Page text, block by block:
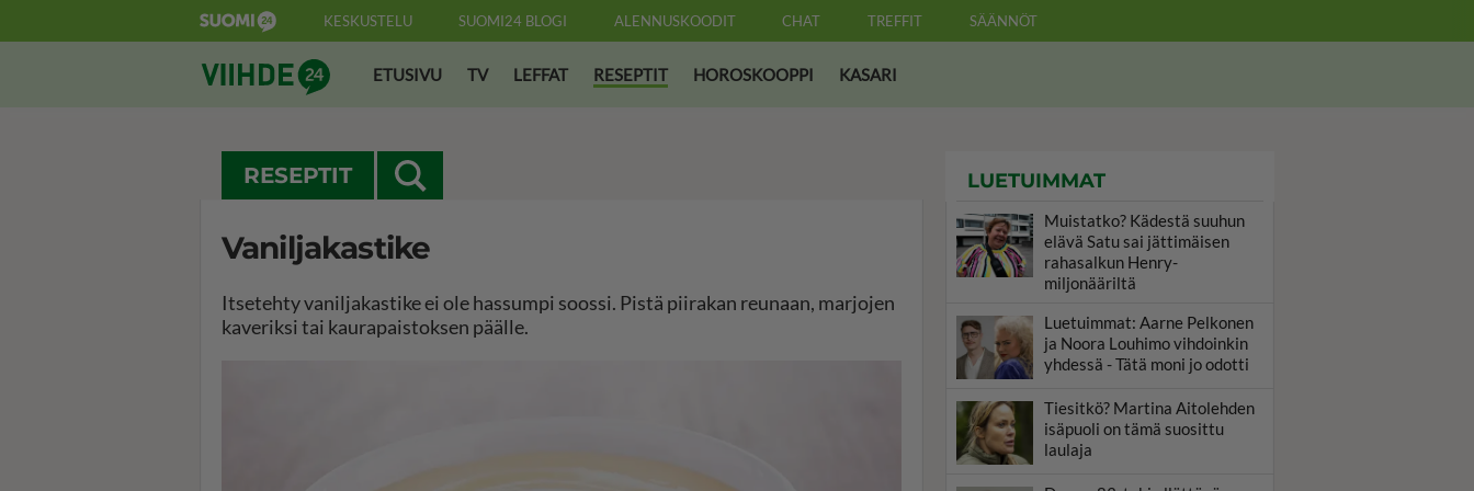
KESKUSTELU SUOMI24 BLOGI ALENNUSKOODIT CHAT TREFFIT SÄÄNNÖT
Suomi24 ViihdeETUSIVU TV LEFFAT RESEPTIT HOROSKOOPPI KASARI
RESEPTIT
Vaniljakastike
Itsetehty vaniljakastike ei ole hassumpi soossi. Pistä piirakan reunaan, marjojen
kaveriksi tai kaurapaistoksen päälle.
LUETUIMMAT
Muistatko? Kädestä suuhun
elävä Satu sai jättimäisen
rahasalkun Henry-
miljonääriltä
Luetuimmat: Aarne Pelkonen
ja Noora Louhimo vihdoinkin
yhdessä - Tätä moni jo odotti
Tiesitkö? Martina Aitolehden
isäpuoli on tämä suosittu
laulaja